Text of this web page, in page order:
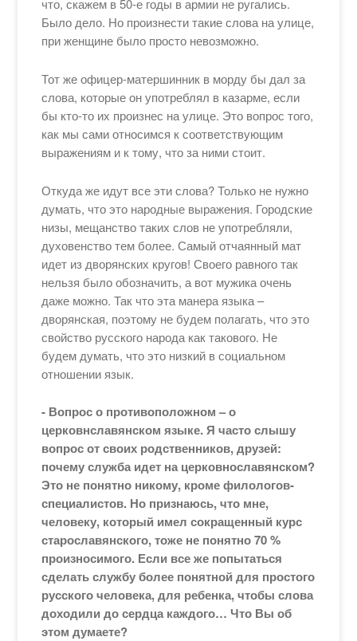
что, скажем в 50-е годы в армии не ругались.
Было дело. Но произнести такие слова на улице,
при женщине было просто невозможно.
Тот же офицер-матершинник в морду бы дал за
слова, которые он употреблял в казарме, если
бы кто-то их произнес на улице. Это вопрос того,
как мы сами относимся к соответствующим
выражениям и к тому, что за ними стоит.
Откуда же идут все эти слова? Только не нужно
думать, что это народные выражения. Городские
низы, мещанство таких слов не употребляли,
духовенство тем более. Самый отчаянный мат
идет из дворянских кругов! Своего равного так
нельзя было обозначить, а вот мужика очень
даже можно. Так что эта манера языка –
дворянская, поэтому не будем полагать, что это
свойство русского народа как такового. Не
будем думать, что это низкий в социальном
отношении язык.
- Вопрос о противоположном – о
церковнславянском языке. Я часто слышу
вопрос от своих родственников, друзей:
почему служба идет на церковнославянском?
Это не понятно никому, кроме филологов-
специалистов. Но признаюсь, что мне,
человеку, который имел сокращенный курс
старославянского, тоже не понятно 70 %
произносимого. Если все же попытаться
сделать службу более понятной для простого
русского человека, для ребенка, чтобы слова
доходили до сердца каждого… Что Вы об
этом думаете?